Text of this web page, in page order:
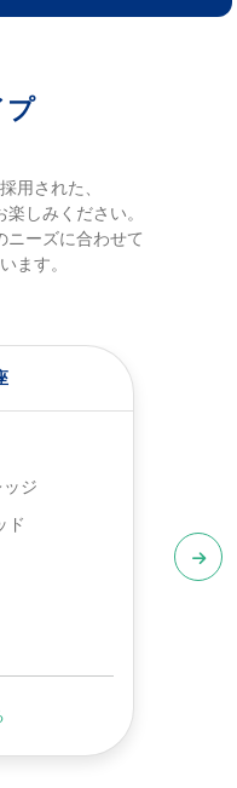
プ
用された、
しみください。
ニーズに合わせて
ます。
ジ
ド